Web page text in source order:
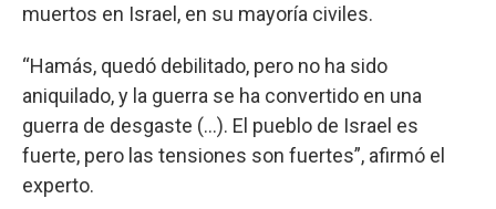
muertos en Israel, en su mayoría civiles.
“Hamás, quedó debilitado, pero no ha sido
aniquilado, y la guerra se ha convertido en una
guerra de desgaste (...). El pueblo de Israel es
fuerte, pero las tensiones son fuertes”, afirmó el
experto.